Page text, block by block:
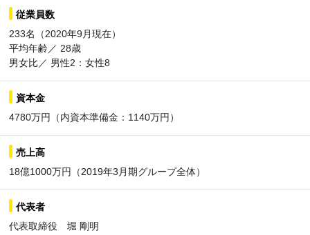
従業員数
233名（2020年9月現在）
平均年齢／ 28歳
男女比／ 男性2：女性8
資本金
4780万円（内資本準備金：1140万円）
売上高
18億1000万円（2019年3月期グループ全体）
代表者
代表取締役 堀 剛明